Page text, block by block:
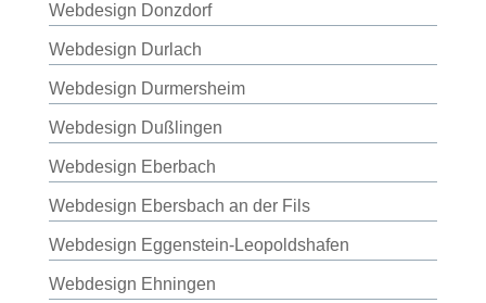
Webdesign Donzdorf
Webdesign Durlach
Webdesign Durmersheim
Webdesign Dußlingen
Webdesign Eberbach
Webdesign Ebersbach an der Fils
Webdesign Eggenstein-Leopoldshafen
Webdesign Ehningen